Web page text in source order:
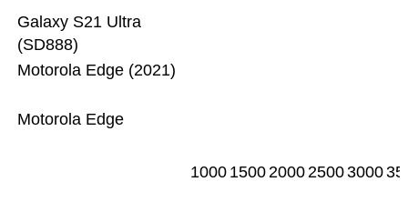
Motorola Edge
Motorola Edge (2021)
Galaxy S21 Ultra
(SD888)
1000 1500200025003000